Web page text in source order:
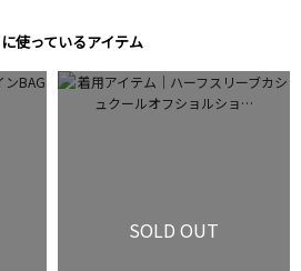
使っているアイテム
SOLD OUT